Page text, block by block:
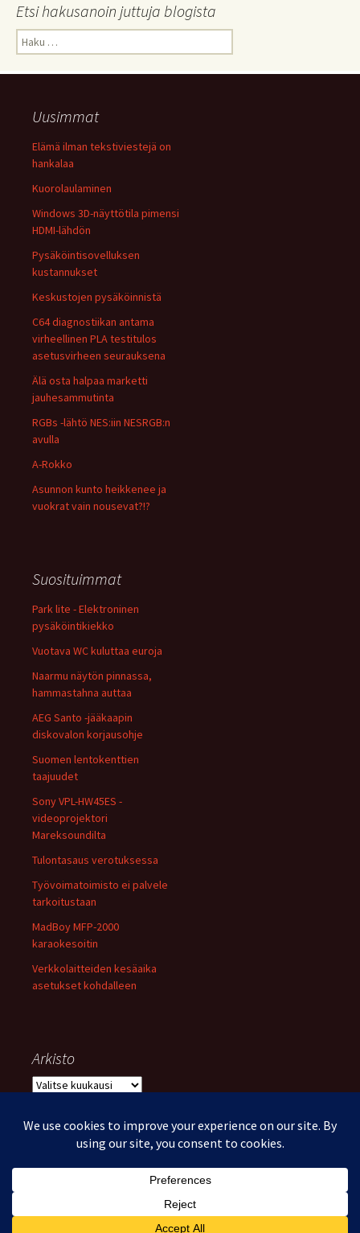
Etsi hakusanoin juttuja blogista
Haku:
Uusimmat
Elämä ilman tekstiviestejä on
hankalaa
Kuorolaulaminen
Windows 3D-näyttötila pimensi
HDMI-lähdön
Pysäköintisovelluksen
kustannukset
Keskustojen pysäköinnistä
C64 diagnostiikan antama
virheellinen PLA testitulos
asetusvirheen seurauksena
Älä osta halpaa marketti
jauhesammutinta
RGBs -lähtö NES:iin NESRGB:n
avulla
A-Rokko
Asunnon kunto heikkenee ja
vuokrat vain nousevat?!?
Suosituimmat
Park lite - Elektroninen
pysäköintikiekko
Vuotava WC kuluttaa euroja
Naarmu näytön pinnassa,
hammastahna auttaa
AEG Santo -jääkaapin
diskovalon korjausohje
Suomen lentokenttien
taajuudet
Sony VPL-HW45ES -
videoprojektori
Mareksoundilta
Tulontasaus verotuksessa
Työvoimatoimisto ei palvele
tarkoitustaan
MadBoy MFP-2000
karaokesoitin
Verkkolaitteiden kesäaika
asetukset kohdalleen
Arkisto
Arkisto